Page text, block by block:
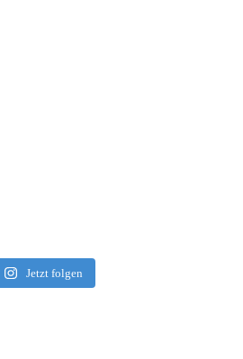
Jetzt folgen